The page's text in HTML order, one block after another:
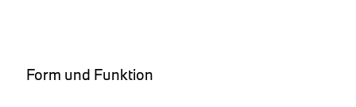
Form und Funktion